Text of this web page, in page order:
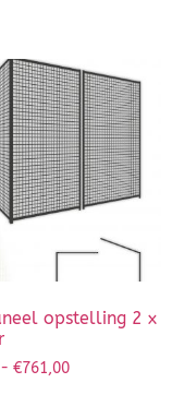
opstelling 2 x
- €761,00